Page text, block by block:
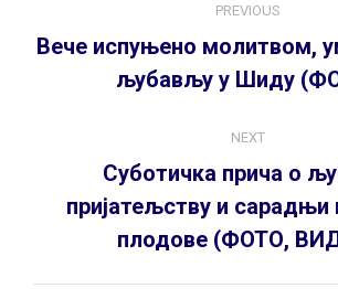
navigation
PREVIOUS
Previous
post:
Вече испуњено молитвом,
љубављу у Шиду
NEXT
Next
post:
Суботичка прича о
пријатељству и сарадњи
плодове (ФОТО,